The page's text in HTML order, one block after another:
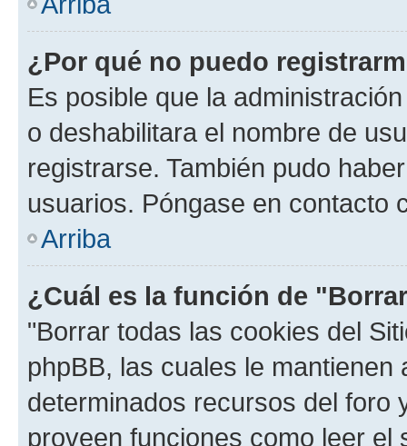
¿Por qué no puedo
Es posible que la
o deshabilitara el nombre de
registrarse. También pudo
usuarios. Póngase en contacto
Arriba
¿Cuál es la función de
"Borrar todas las cookies del
phpBB, las cuales le
determinados recursos del foro
proveen funciones como leer el